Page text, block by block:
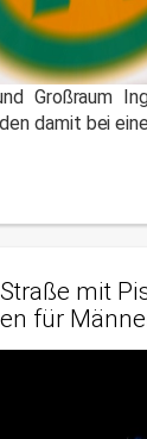
Großraum
damit bei
mit
für